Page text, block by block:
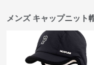
メンズ キャップニット